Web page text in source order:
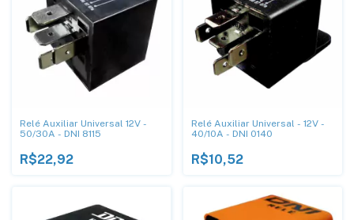
Relé Auxiliar Universal 12V -
50/30A - DNI 8115
R$22,92
Relé Auxiliar Universal - 12V -
40/10A - DNI 0140
R$10,52